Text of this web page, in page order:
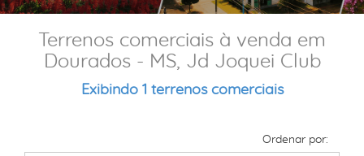
Terrenos comerciais à venda em
Dourados - MS, Jd Joquei Club
Exibindo 1 terrenos comerciais
Ordenar por: